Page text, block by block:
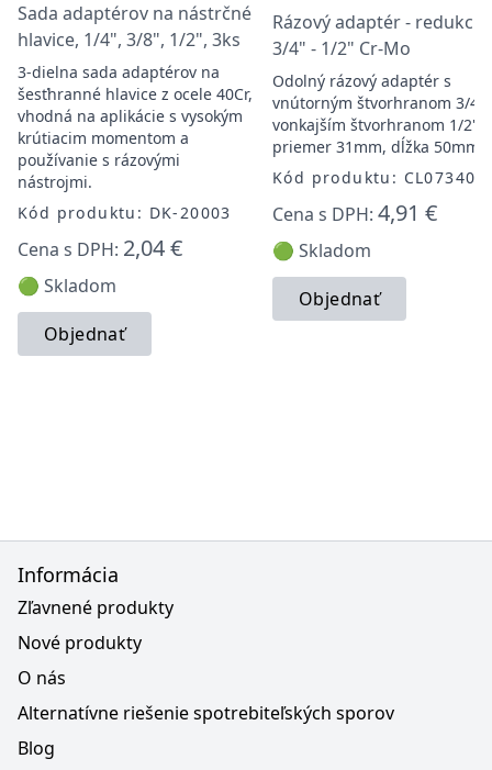
Sada adaptérov na nástrčné
hlavice, 1/4", 3/8", 1/2", 3ks
3-dielna sada adaptérov na
šesťhranné hlavice z ocele 40Cr,
vhodná na aplikácie s vysokým
krútiacim momentom a
používanie s rázovými
nástrojmi.
Kód produktu: DK-20003
Cena s DPH: 2,04 €
🟢 Skladom
Objednať
Rázový adaptér - redukcia
3/4" - 1/2" Cr-Mo
Odolný rázový adaptér s
vnútorným štvorhranom 3/4"
vonkajším štvorhranom 1/2",
priemer 31mm, dĺžka 50mm.
Kód produktu:
Cena s DPH: 4,91 €
🟢 Skladom
Objednať
Informácia
Zľavnené produkty
Nové produkty
O nás
Alternatívne riešenie spotrebiteľských sporov
Blog